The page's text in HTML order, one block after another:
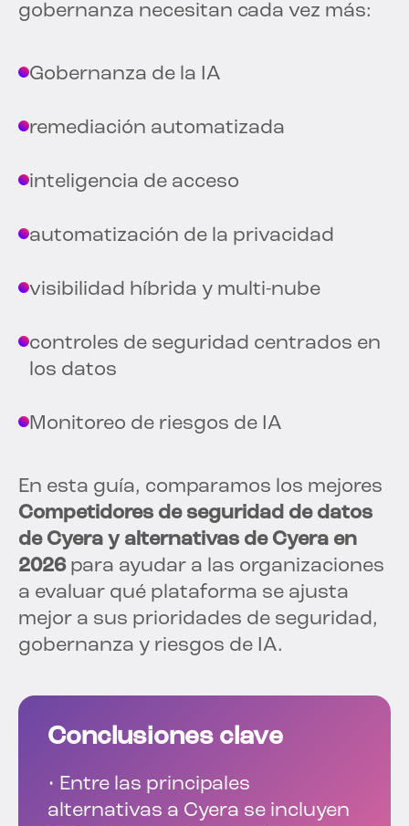
gobernanza necesitan cada vez más:
Gobernanza de la IA
remediación automatizada
inteligencia de acceso
automatización de la privacidad
visibilidad híbrida y multi-nube
controles de seguridad centrados en
los datos
Monitoreo de riesgos de IA
En esta guía, comparamos los mejores
Competidores de seguridad de datos
de Cyera y alternativas de Cyera en
2026para ayudar a las organizaciones
a evaluar qué plataforma se ajusta
mejor a sus prioridades de seguridad,
gobernanza y riesgos de IA.
Conclusiones clave
• Entre las principales
alternativas a Cyera se incluyen